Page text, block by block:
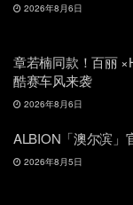
2026年8月6日
章若楠同款！百丽
酷赛车风来袭
2026年8月6日
ALBION「澳尔滨」
2026年8月5日